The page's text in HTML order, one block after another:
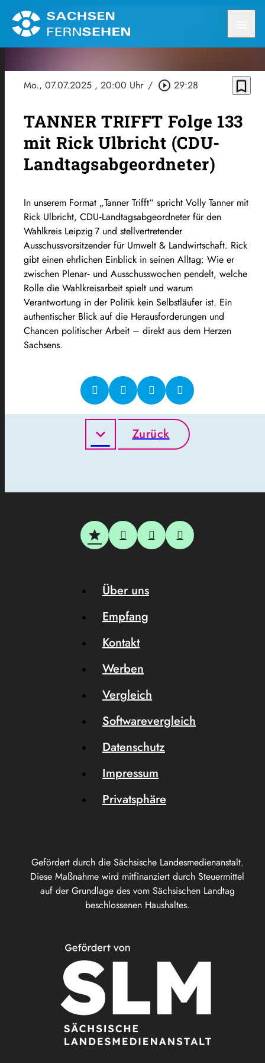
Mo., 07.07.2025 , 20:00 Uhr / play_circle_outline 29:28 bookmark_border
TANNER TRIFFT Folge 133
mit Rick Ulbricht (CDU-
Landtagsabgeordneter)
In unserem Format „Tanner Trifft“ spricht Volly Tanner mit
Rick Ulbricht, CDU‑Landtagsabgeordneter für den
Wahlkreis Leipzig 7 und stellvertretender
Ausschussvorsitzender für Umwelt & Landwirtschaft. Rick
gibt einen ehrlichen Einblick in seinen Alltag: Wie er
zwischen Plenar‑ und Ausschusswochen pendelt, welche
Rolle die Wahlkreisarbeit spielt und warum
Verantwortung in der Politik kein Selbstläufer ist. Ein
authentischer Blick auf die Herausforderungen und
Chancen politischer Arbeit – direkt aus dem Herzen
Sachsens.
Zurück
Gefördert durch die Sächsische Landesmedienanstalt.
Diese Maßnahme wird mitfinanziert durch Steuermittel
auf der Grundlage des vom Sächsischen Landtag
beschlossenen Haushaltes.
Über uns
Empfang
Kontakt
Werben
Vergleich
Softwarevergleich
Datenschutz
Impressum
Privatsphäre